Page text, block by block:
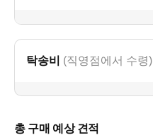
탁송비 (직영점에서 수령)
총 구매 예상 견적